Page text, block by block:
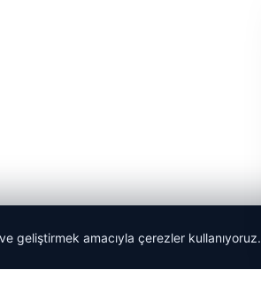
geliştirmek amacıyla çerezler kullanıyoruz.